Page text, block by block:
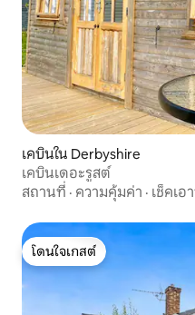
เคบินใน Derbyshire
เคบินเดอะรูสต์
สถานที่ · ความคุ้มค่า · เช็คเอ
โดนใจเกสต์
โดนใจเกสต์